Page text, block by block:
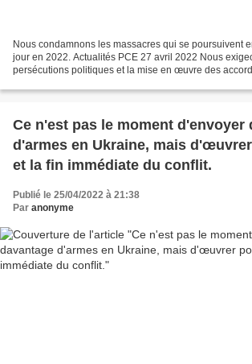
Nous condamnons les massacres qui se poursuivent
jour en 2022. Actualités PCE 27 avril 2022 Nous
persécutions politiques et la mise en œuvre des
Ce n'est pas le moment d'envoyer
d'armes en Ukraine, mais
et la fin immédiate du conflit.
Publié le 25/04/2022 à 21:38
Par anonyme